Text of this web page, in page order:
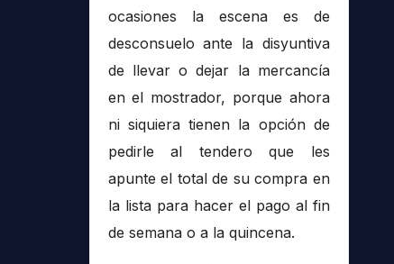
ocasiones la escena es de
desconsuelo ante la disyuntiva
de llevar o dejar la mercancía
en el mostrador, porque ahora
ni siquiera tienen la opción de
pedirle al tendero que les
apunte el total de su compra en
la lista para hacer el pago al fin
de semana o a la quincena.